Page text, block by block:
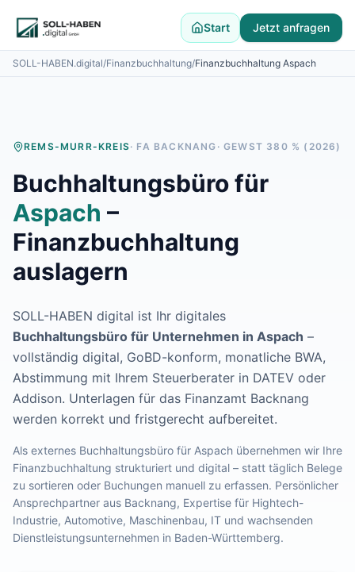
Start Jetzt anfragen
SOLL-HABEN.digital/Finanzbuchhaltung/Finanzbuchhaltung Aspach
REMS-MURR-KREIS· FA BACKNANG · GEWST 380 % (2026)
Buchhaltungsbüro für
Aspach –
Finanzbuchhaltung
auslagern
SOLL-HABEN digital ist Ihr digitales
Buchhaltungsbüro für Unternehmen in Aspach –
vollständig digital, GoBD-konform, monatliche BWA,
Abstimmung mit Ihrem Steuerberater in DATEV oder
Addison. Unterlagen für das Finanzamt Backnang
werden korrekt und fristgerecht aufbereitet.
Als externes Buchhaltungsbüro für Aspach übernehmen wir Ihre
Finanzbuchhaltung strukturiert und digital – statt täglich Belege
zu sortieren oder Buchungen manuell zu erfassen. Persönlicher
Ansprechpartner aus Backnang, Expertise für Hightech-
Industrie, Automotive, Maschinenbau, IT und wachsenden
Dienstleistungsunternehmen in Baden-Württemberg.
Finanzbuchhaltung auslagern
E-Rechnung und Peppol
Digitale Personalakte 2027
Helpdesk und Tools
Über uns
Kontakt
Häufige Fragen FAQ
Blog
Lohnabrechnung Waiblingen
Lohnabrechnung Stuttgart
Lohnabrechnung Heilbronn
Lohnabrechnung Karlsruhe
Lohnabrechnung Freiburg
Lohnabrechnung Mannheim
Lohnabrechnung Heidelberg
Lohnabrechnung Ulm
Lohnabrechnung Reutlingen
Lohnabrechnung Tübingen
Lohnabrechnung Pforzheim
Lohnabrechnung Konstanz
Lohnabrechnung Ludwigsburg
Lohnabrechnung Esslingen am Neckar